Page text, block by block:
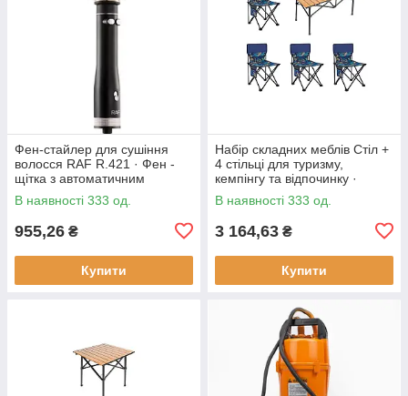
Фен-стайлер для сушіння
волосся RAF R.421 · Фен -
щітка з автоматичним
обертанням насадок, 1000 Вт
В наявності 333 од.
955,26 ₴
Купити
Набір складних меблів Стіл +
4 стільці для туризму,
кемпінгу та відпочинку ·
Металевий каркас
В наявності 333 од.
3 164,63 ₴
Купити